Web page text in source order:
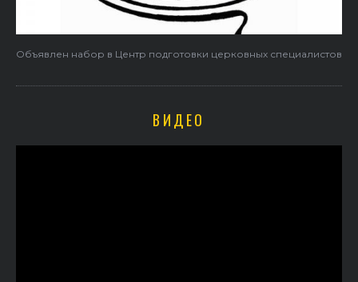
Объявлен набор в Центр подготовки церковных специалистов
ВИДЕО